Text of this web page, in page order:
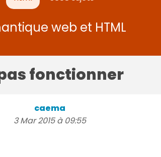
web et HTML
fonctionner
caema
3 Mar 2015 à 09:55